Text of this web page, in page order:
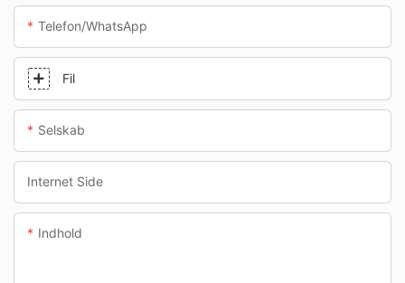
Telefon/whatsApp
Fil
Selskab
Internet Side
Indhold